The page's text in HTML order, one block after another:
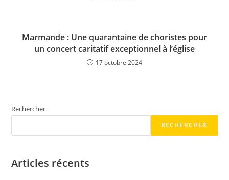
Marmande : Une quarantaine de choristes pour
un concert caritatif exceptionnel à l’église
17 octobre 2024
Rechercher
RECHERCHER
Articles récents